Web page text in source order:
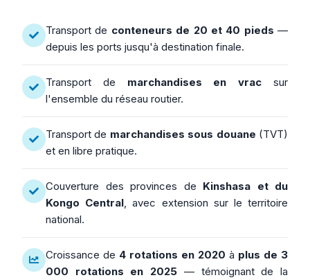
Transport de conteneurs de 20 et 40 pieds —
depuis les ports jusqu'à destination finale.
Transport de marchandises en vrac sur
l'ensemble du réseau routier.
Transport de marchandises sous douane (TVT)
et en libre pratique.
Couverture des provinces de Kinshasa et du
Kongo Central , avec extension sur le territoire
national.
Croissance de 4 rotations en 2020 à plus de 3
000 rotations en 2025 — témoignant de la